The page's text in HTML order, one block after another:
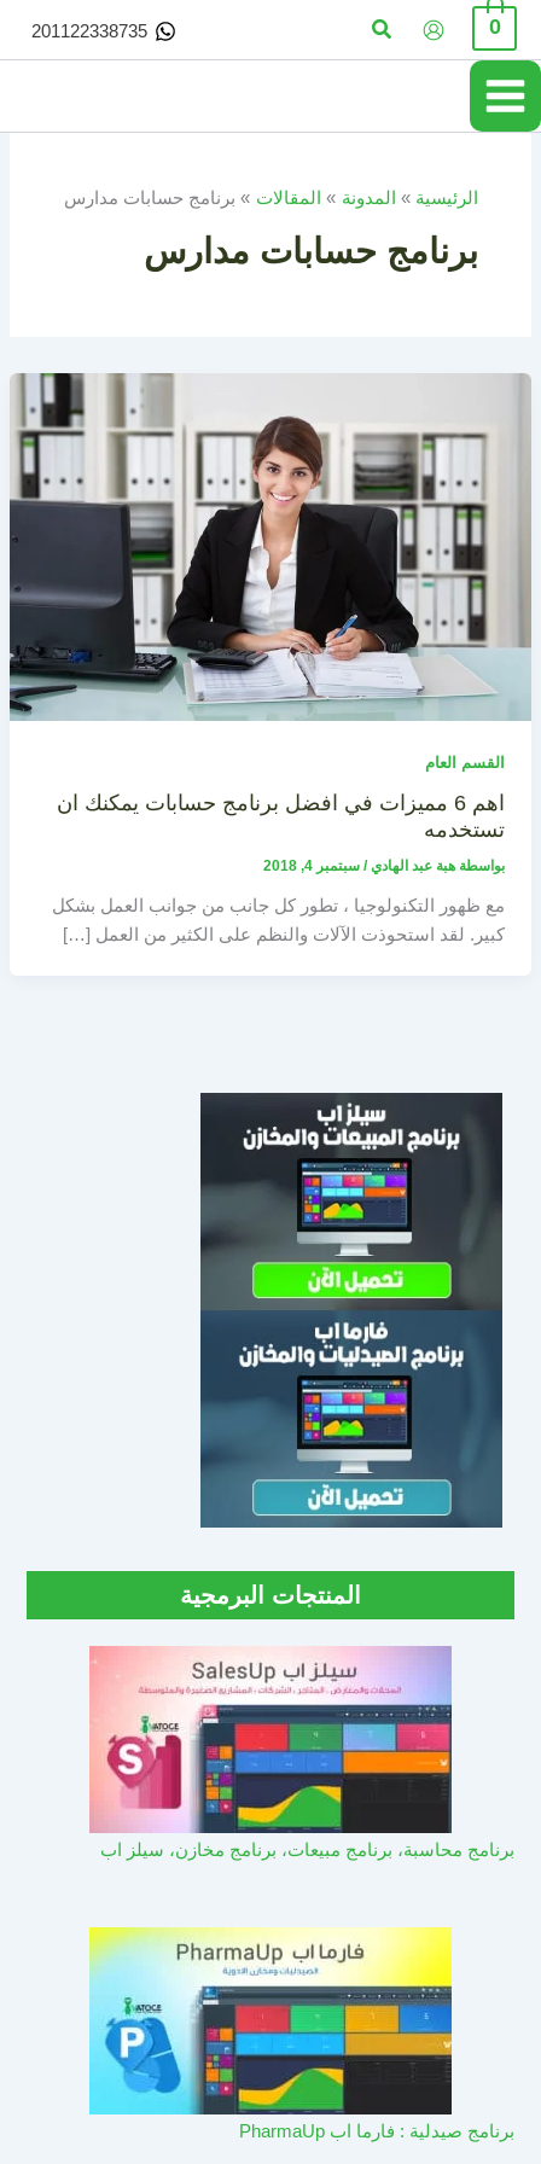
تخطي
المحتوى
0 البحث 201122338735
الرئيسية المدونة المقالات برنامج حسابات مدارس
برنامج حسابات مدارس
القسم العام
اهم 6 مميزات في افضل برنامج حسابات يمكنك ان
تستخدمه
بواسطة هبة عبد الهادي/ سبتمبر 4, 2018
مع ظهور التكنولوجيا ، تطور كل جانب من جوانب العمل بشكل
كبير. لقد استحوذت الآلات والنظم على الكثير من العمل […]
المنتجات البرمجية
برنامج محاسبة، برنامج مبيعات، برنامج مخازن، سيلز اب
برنامج صيدلية : فارما اب PharmaUp​